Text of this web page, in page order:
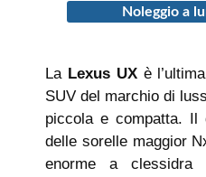
Noleggio a
La Lexus UXè
SUV del marchio di
piccola e compatta.
delle sorelle maggior
enorme a